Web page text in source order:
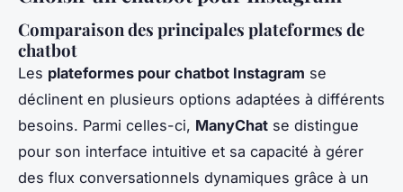
Comparaison des principales plateformes de
chatbot
Les plateformes pour chatbot Instagram se
déclinent en plusieurs options adaptées à différents
besoins. Parmi celles-ci, ManyChat se distingue
pour son interface intuitive et sa capacité à gérer
des flux conversationnels dynamiques grâce à un